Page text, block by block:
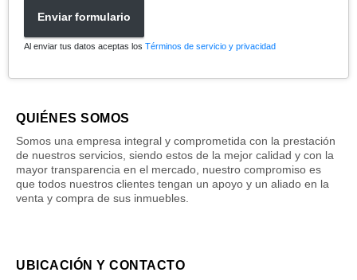
Enviar formulario
Al enviar tus datos aceptas los Términos de servicio y privacidad
QUIÉNES SOMOS
Somos una empresa integral y comprometida con la prestación
de nuestros servicios, siendo estos de la mejor calidad y con la
mayor transparencia en el mercado, nuestro compromiso es
que todos nuestros clientes tengan un apoyo y un aliado en la
venta y compra de sus inmuebles.
UBICACIÓN Y CONTACTO